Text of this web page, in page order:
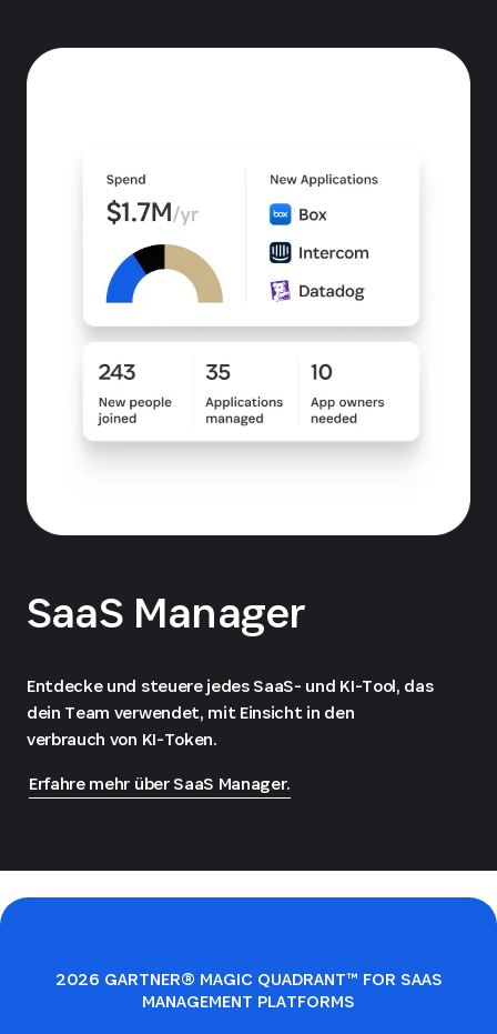
SaaS Manager
Entdecke und steuere jedes SaaS- und KI-Tool, das
dein Team verwendet, mit Einsicht in den
verbrauch von KI-Token.
Erfahre mehr über SaaS Manager.
2026 GARTNER® MAGIC QUADRANT™ FOR SAAS
MANAGEMENT PLATFORMS